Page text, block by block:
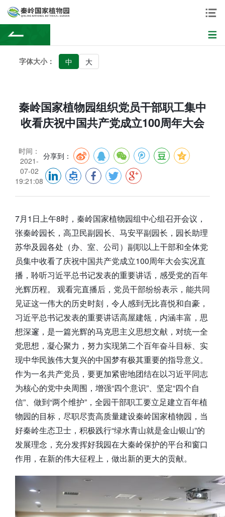
字体大小： 中 大
秦岭国家植物园组织党员干部职工集中
收看庆祝中国共产党成立100周年大会
时间：
2021-
07-02
19:21:08
分享到：
7月1日上午8时，秦岭国家植物园组中心组召开会议，
张秦岭园长，高卫民副园长、马安平副园长，园长助理
苏华及园各处（办、室、公司）副职以上干部和全体党
员集中收看了庆祝中国共产党成立100周年大会实况直
播，聆听习近平总书记发表的重要讲话，感受党的百年
光辉历程。 观看完直播后，党员干部纷纷表示，能共同
见证这一伟大的历史时刻，令人感到无比喜悦和自豪，
习近平总书记发表的重要讲话高屋建瓴，内涵丰富，思
想深邃，是一篇光辉的马克思主义思想文献，对统一全
党思想，凝心聚力，努力实现第二个百年奋斗目标、实
现中华民族伟大复兴的中国梦有极其重要的指导意义。
作为一名共产党员，要更加紧密地团结在以习近平同志
为核心的党中央周围，增强“四个意识”、坚定“四个自
信”、做到“两个维护”，全园干部职工要立足建立百年植
物园的目标，尽职尽责高质量建设秦岭国家植物园，当
好秦岭生态卫士，积极践行“绿水青山就是金山银山”的
发展理念，充分发挥好我园在大秦岭保护的平台和窗口
作用，在新的伟大征程上，做出新的更大的贡献。